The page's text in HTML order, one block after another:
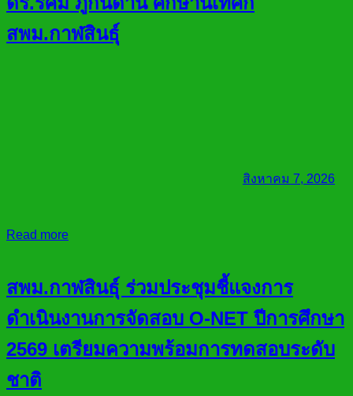
สพม.กาฬสินธุ์
สิงหาคม 7, 2026
Read more
สพม.กาฬสินธุ์ ร่วมประชุมชี้แจงการ
ดำเนินงานการจัดสอบ O-NET ปีการศึกษา
2569 เตรียมความพร้อมการทดสอบระดับ
ชาติ